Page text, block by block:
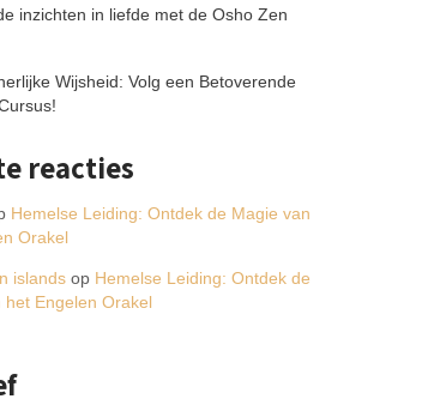
inzichten in liefde met de Osho Zen
Wijsheid: Volg een Betoverende
reacties
Hemelse Leiding: Ontdek de Magie van
Orakel
islands op Hemelse Leiding: Ontdek de
het Engelen Orakel